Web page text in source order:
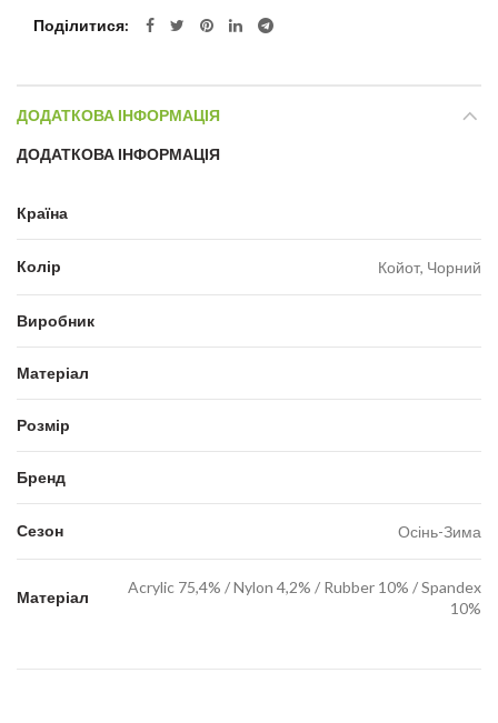
Поділитися
ДОДАТКОВА ІНФОРМАЦІЯ
ДОДАТКОВА ІНФОРМАЦІЯ
Країна
Колір Койот, Чорний
Виробник
Матеріал
Розмір
Бренд
Сезон Осінь-Зима
Матеріал
Acrylic 75,4% / Nylon 4,2% / Rubber 10% / Spandex
10%